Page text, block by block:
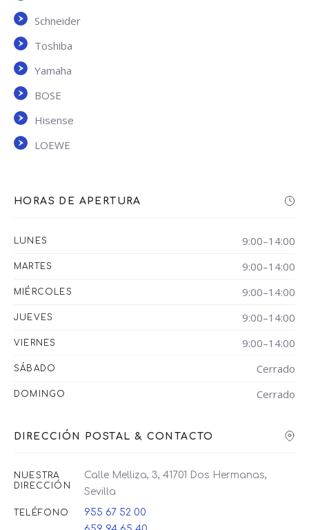
Schneider
Toshiba
Yamaha
BOSE
Hisense
LOEWE
HORAS DE APERTURA
LUNES 9:00–14:00
MARTES 9:00–14:00
MIÉRCOLES 9:00–14:00
JUEVES 9:00–14:00
VIERNES 9:00–14:00
SÁBADO Cerrado
DOMINGO Cerrado
DIRECCIÓN POSTAL & CONTACTO
NUESTRA
DIRECCIÓN
Calle Melliza, 3, 41701 Dos Hermanas,
Sevilla
TELÉFONO
955 67 52 00